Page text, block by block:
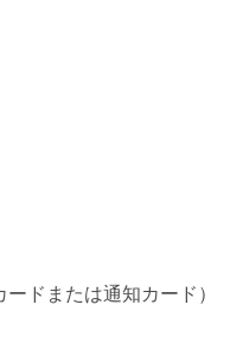
ドまたは通知カード）